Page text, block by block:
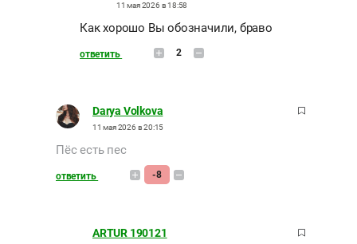
11 мая 2026 в 18:58
Как хорошо Вы обозначили, браво
ответить 2
Darya Volkova
11 мая 2026 в 20:15
Пёс есть пес
ответить -8
ARTUR 190121